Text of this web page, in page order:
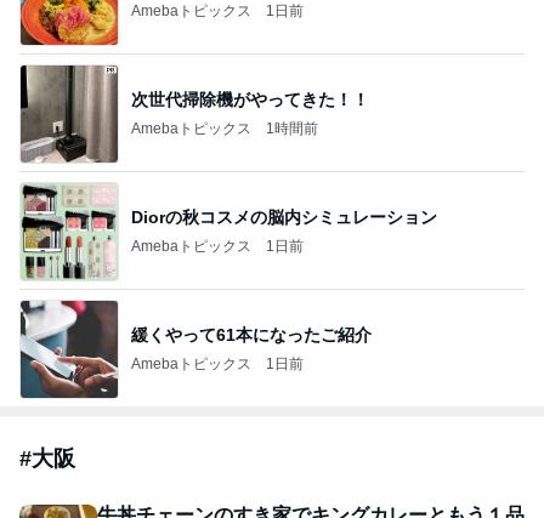
Amebaトピックス 1日前
次世代掃除機がやってきた！！
Amebaトピックス 1時間前
Diorの秋コスメの脳内シミュレーション
Amebaトピックス 1日前
緩くやって61本になったご紹介
Amebaトピックス 1日前
#大阪